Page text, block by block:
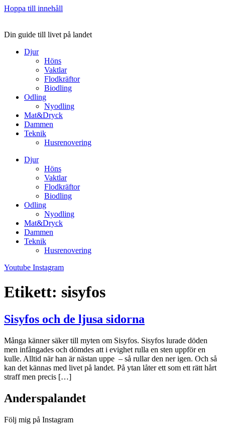
Hoppa till innehåll
Din guide till livet på landet
Djur
Höns
Vaktlar
Flodkräftor
Biodling
Odling
Nyodling
Mat&Dryck
Dammen
Teknik
Husrenovering
Djur
Höns
Vaktlar
Flodkräftor
Biodling
Odling
Nyodling
Mat&Dryck
Dammen
Teknik
Husrenovering
Youtube Instagram
Etikett: sisyfos
Sisyfos och de ljusa sidorna
Många känner säker till myten om Sisyfos. Sisyfos lurade döden
men infångades och dömdes att i evighet rulla en sten uppför en
kulle. Alltid när han är nästan uppe – så rullar den ner igen. Och så
kan det kännas med livet på landet. På ytan låter ett som ett rätt hårt
straff men precis […]
Anderspalandet
Följ mig på Instagram